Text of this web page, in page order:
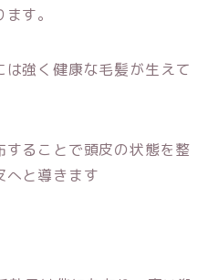
す。
強く健康な毛髪が生えて
ることで頭皮の状態を整
へと導きます